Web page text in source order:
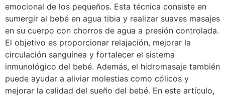
emocional de los pequeños. Esta técnica consiste en
sumergir al bebé en agua tibia y realizar suaves masajes
en su cuerpo con chorros de agua a presión controlada.
El objetivo es proporcionar relajación, mejorar la
circulación sanguínea y fortalecer el sistema
inmunológico del bebé. Además, el hidromasaje también
puede ayudar a aliviar molestias como cólicos y
mejorar la calidad del sueño del bebé. En este artículo,